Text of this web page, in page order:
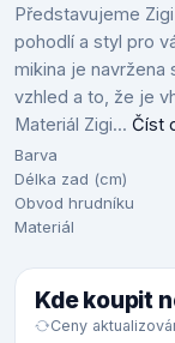
Představujeme
pohodlí a styl pro
mikina je navržena
vzhled a to, že je
Materiál Zigi... Číst
Barva
Délka zad (cm)
Obvod hrudníku
Materiál
Kde koupit
Ceny